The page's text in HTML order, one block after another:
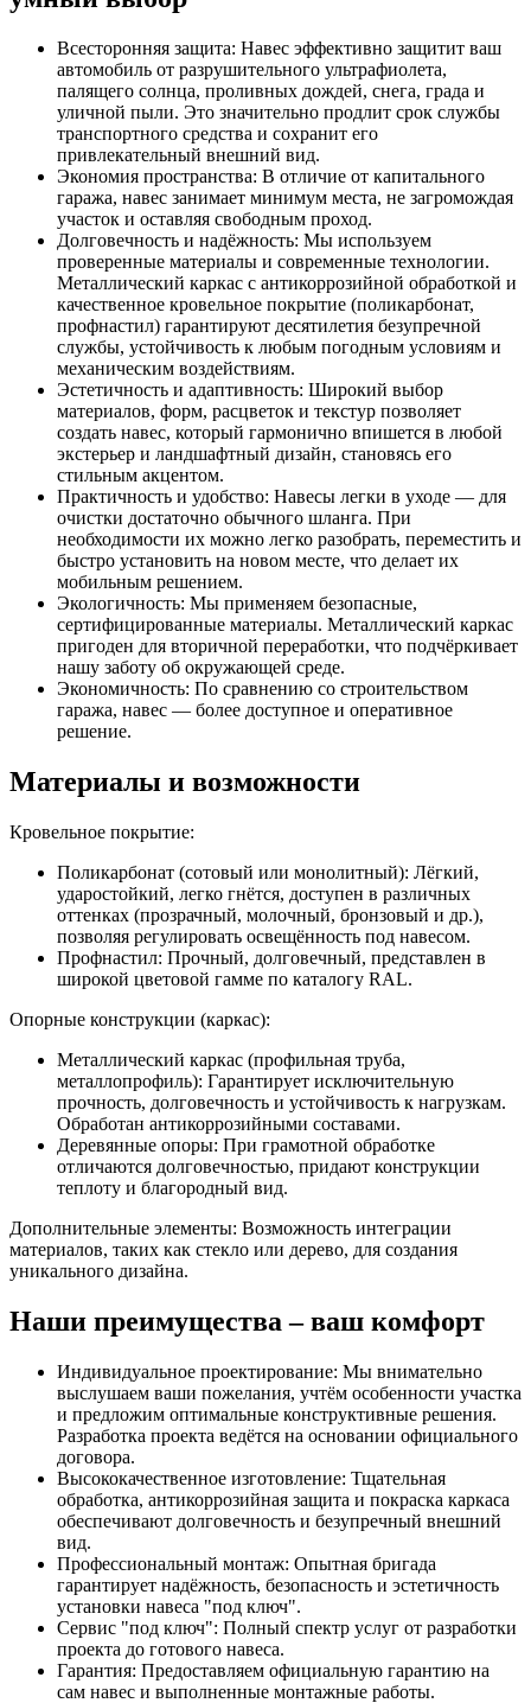
Всесторонняя защита: Навес эффективно защитит ваш
автомобиль от разрушительного ультрафиолета,
палящего солнца, проливных дождей, снега, града и
уличной пыли. Это значительно продлит срок службы
транспортного средства и сохранит его
привлекательный внешний вид.
Экономия пространства: В отличие от капитального
гаража, навес занимает минимум места, не загромождая
участок и оставляя свободным проход.
Долговечность и надёжность: Мы используем
проверенные материалы и современные технологии.
Металлический каркас с антикоррозийной обработкой и
качественное кровельное покрытие (поликарбонат,
профнастил) гарантируют десятилетия безупречной
службы, устойчивость к любым погодным условиям и
механическим воздействиям.
Эстетичность и адаптивность: Широкий выбор
материалов, форм, расцветок и текстур позволяет
создать навес, который гармонично впишется в любой
экстерьер и ландшафтный дизайн, становясь его
стильным акцентом.
Практичность и удобство: Навесы легки в уходе — для
очистки достаточно обычного шланга. При
необходимости их можно легко разобрать, переместить и
быстро установить на новом месте, что делает их
мобильным решением.
Экологичность: Мы применяем безопасные,
сертифицированные материалы. Металлический каркас
пригоден для вторичной переработки, что подчёркивает
нашу заботу об окружающей среде.
Экономичность: По сравнению со строительством
гаража, навес — более доступное и оперативное
решение.
Материалы и возможности
Кровельное покрытие:
Поликарбонат (сотовый или монолитный): Лёгкий,
ударостойкий, легко гнётся, доступен в различных
оттенках (прозрачный, молочный, бронзовый и др.),
позволяя регулировать освещённость под навесом.
Профнастил: Прочный, долговечный, представлен в
широкой цветовой гамме по каталогу RAL.
Опорные конструкции (каркас):
Металлический каркас (профильная труба,
металлопрофиль): Гарантирует исключительную
прочность, долговечность и устойчивость к нагрузкам.
Обработан антикоррозийными составами.
Деревянные опоры: При грамотной обработке
отличаются долговечностью, придают конструкции
теплоту и благородный вид.
Дополнительные элементы: Возможность интеграции
материалов, таких как стекло или дерево, для создания
уникального дизайна.
Наши преимущества – ваш комфорт
Индивидуальное проектирование: Мы внимательно
выслушаем ваши пожелания, учтём особенности участка
и предложим оптимальные конструктивные решения.
Разработка проекта ведётся на основании официального
договора.
Высококачественное изготовление: Тщательная
обработка, антикоррозийная защита и покраска каркаса
обеспечивают долговечность и безупречный внешний
вид.
Профессиональный монтаж: Опытная бригада
гарантирует надёжность, безопасность и эстетичность
установки навеса "под ключ".
Сервис "под ключ": Полный спектр услуг от разработки
проекта до готового навеса.
Гарантия: Предоставляем официальную гарантию на
сам навес и выполненные монтажные работы.